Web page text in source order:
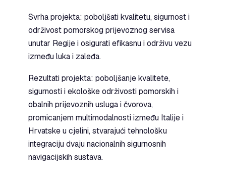
Svrha projekta: poboljšati kvalitetu, sigurnost i
održivost pomorskog prijevoznog servisa
unutar Regije i osigurati efikasnu i održivu vezu
između luka i zaleđa.
Rezultati projekta: poboljšanje kvalitete,
sigurnosti i ekološke održivosti pomorskih i
obalnih prijevoznih usluga i čvorova,
promicanjem multimodalnosti između Italije i
Hrvatske u cjelini, stvarajući tehnološku
integraciju dvaju nacionalnih sigurnosnih
navigacijskih sustava.